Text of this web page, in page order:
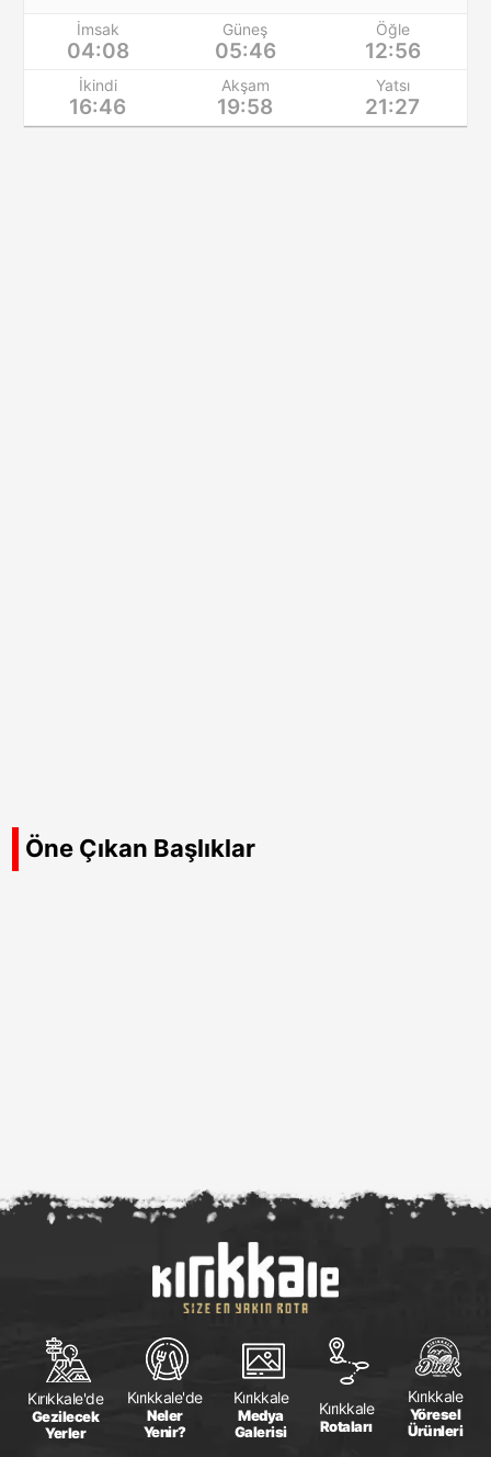
İmsak
04:08
Güneş
05:46
Öğle
12:56
İkindi
16:46
Akşam
19:58
Yatsı
21:27
Öne Çıkan Başlıklar
Kırıkkale'de
Gezilecek
Yerler
Kırıkkale'de
Neler
Yenir?
Kırıkkale
Medya
Galerisi
Kırıkkale
Rotaları
Kırıkkale
Yöresel
Ürünleri